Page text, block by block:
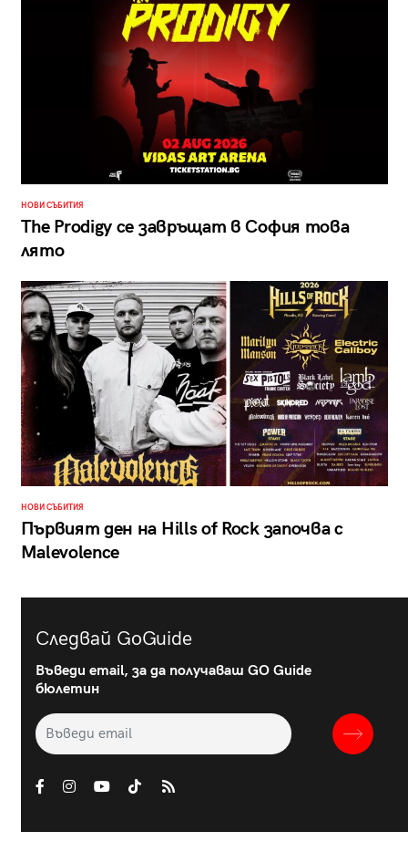
НОВИ СЪБИТИЯ
The Prodigy се завръщат в София това
лято
НОВИ СЪБИТИЯ
Първият ден на Hills of Rock започва с
Malevolence
Следвай GoGuide
Въведи email, за да получаваш GO Guide
бюлетин